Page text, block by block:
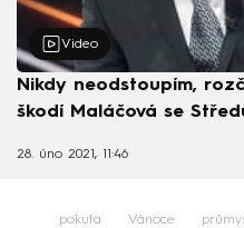
Video
Nikdy neodstoupím,
škodí Maláčová se
28. úno 2021, 11:46
pokuta Vánoce